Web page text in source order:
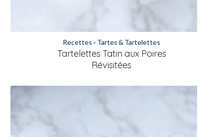
Recettes • Tartes & Tartelettes
Tartelettes Tatin aux Poires
Révisitées